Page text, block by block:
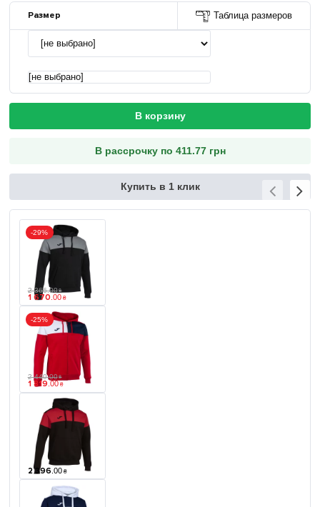
Размер Таблица размеров
[не выбрано]
В корзину
В рассрочку по 411.77 грн
Купить в 1 клик
-29%
2 366.00 ₴
1 670 00 ₴
-25%
2 440.00 ₴
1 819 00 ₴
2 396 00 ₴